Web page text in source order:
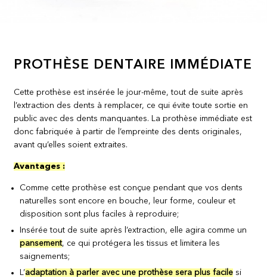
PROTHÈSE DENTAIRE IMMÉDIATE
Cette prothèse est insérée le jour-même, tout de suite après
l’extraction des dents à remplacer, ce qui évite toute sortie en
public avec des dents manquantes. La prothèse immédiate est
donc fabriquée à partir de l’empreinte des dents originales,
avant qu’elles soient extraites.
Avantages :
Comme cette prothèse est conçue pendant que vos dents
naturelles sont encore en bouche, leur forme, couleur et
disposition sont plus faciles à reproduire;
Insérée tout de suite après l’extraction, elle agira comme un
pansement, ce qui protégera les tissus et limitera les
saignements;
L’adaptation à parler avec une prothèse sera plus facile si